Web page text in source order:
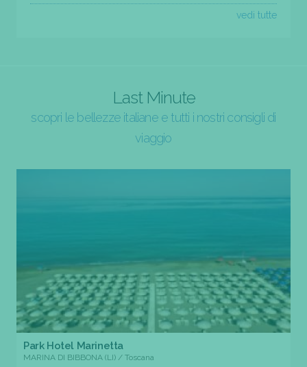
vedi tutte
Last Minute
scopri le bellezze italiane e tutti i nostri consigli di
viaggio
Park Hotel Marinetta
MARINA DI BIBBONA (LI) / Toscana